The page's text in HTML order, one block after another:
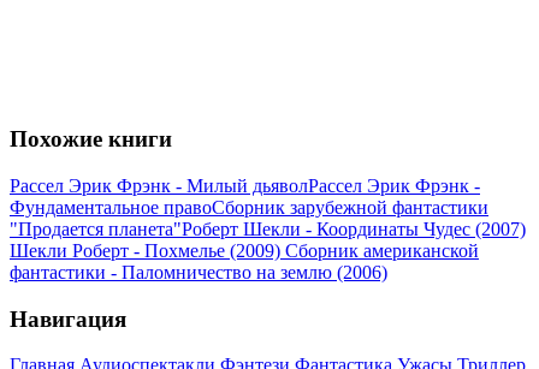
Похожие книги
Рассел Эрик Фрэнк - Милый дьяволРассел Эрик Фрэнк -
Фундаментальное правоСборник зарубежной фантастики
"Продается планета"Роберт Шекли - Координаты Чудес (2007)
Шекли Роберт - Похмелье (2009) Сборник американской
фантастики - Паломничество на землю (2006)
Навигация